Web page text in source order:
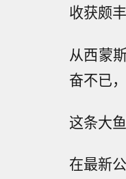
收获颇丰
从西蒙
奋不已
这条大
在最新